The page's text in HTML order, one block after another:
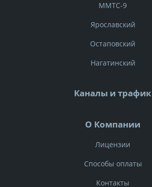
ММТС-9
Ярославский
Остаповский
Нагатинский
Каналы и трафик
О Компании
Лицензии
Способы оплаты
Контакты